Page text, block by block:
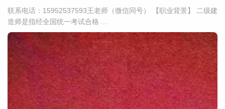
联系电话：15952537593王老师（微信同号） 【职业背景】 二级建
造师是指经全国统一考试合格 ...